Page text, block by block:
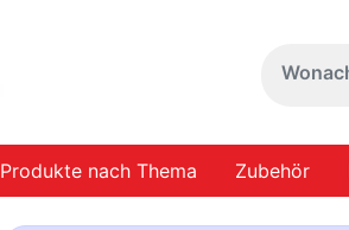
Produkte nach Thema Zubehör